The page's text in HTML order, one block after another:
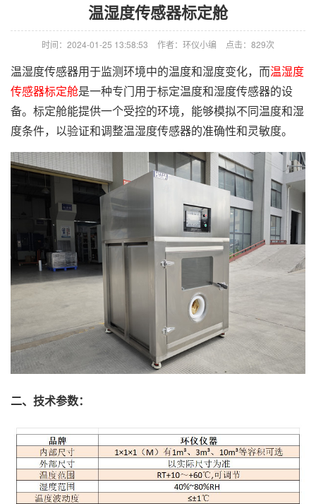
温湿度传感器标定舱
时间：2024-01-25 13:58:53 作者：环仪小编 点击： 829次
温湿度传感器用于监测环境中的温度和湿度变化，而温湿度
传感器标定舱是一种专门用于标定温度和湿度传感器的设
备。标定舱能提供一个受控的环境，能够模拟不同温度和湿
度条件，以验证和调整温湿度传感器的准确性和灵敏度。
二、技术参数：